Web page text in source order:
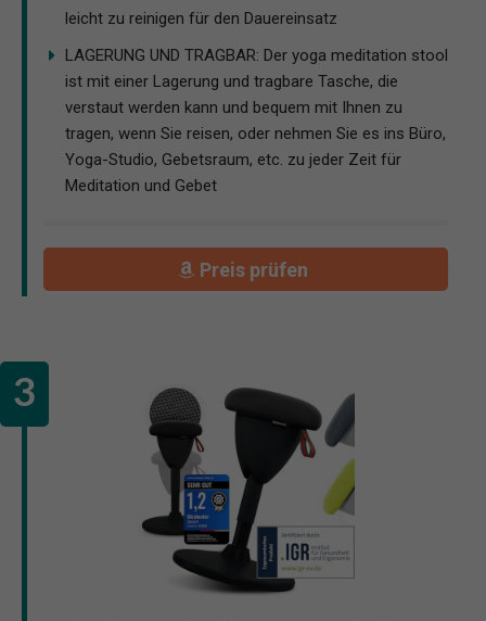
leicht zu reinigen für den Dauereinsatz
LAGERUNG UND TRAGBAR: Der yoga meditation stool
ist mit einer Lagerung und tragbare Tasche, die
verstaut werden kann und bequem mit Ihnen zu
tragen, wenn Sie reisen, oder nehmen Sie es ins Büro,
Yoga-Studio, Gebetsraum, etc. zu jeder Zeit für
Meditation und Gebet
Preis prüfen